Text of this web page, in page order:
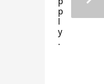
p
l
y
.